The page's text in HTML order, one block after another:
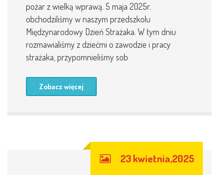
pożar z wielką wprawą. 5 maja 2025r.
obchodziliśmy w naszym przedszkolu
Międzynarodowy Dzień Strażaka. W tym dniu
rozmawialiśmy z dziećmi o zawodzie i pracy
strażaka, przypomnieliśmy sob
Zobacz więcej
23 kwietnia,2025